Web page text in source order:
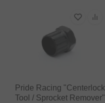
Pride Racing "Centerlock
Tool / Sprocket Remover"